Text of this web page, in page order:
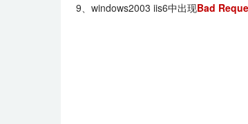
9、windows2003 iis6中出现Bad